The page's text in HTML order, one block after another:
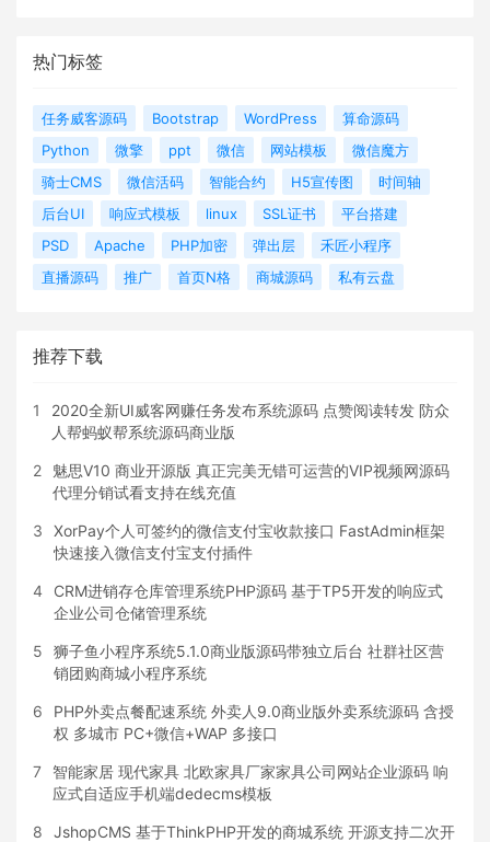
热门标签
任务威客源码 Bootstrap WordPress
算命源码
Python
微擎 ppt 微信 网站模板
微信魔方
骑士CMS
微信活码 智能合约 H5宣传图
时间轴
后台UI
响应式模板 linux SSL证书
平台搭建
PSD
Apache PHP加密 弹出层
禾匠小程序
直播源码
推广 首页N格 商城源码 私有云盘
推荐下载
1
2020全新UI威客网赚任务发布系统源码 点赞阅读转发 防众
人帮蚂蚁帮系统源码商业版
2
魅思V10 商业开源版 真正完美无错可运营的VIP视频网源码
代理分销试看支持在线充值
3
XorPay个人可签约的微信支付宝收款接口 FastAdmin框架
快速接入微信支付宝支付插件
4
CRM进销存仓库管理系统PHP源码 基于TP5开发的响应式
企业公司仓储管理系统
5
狮子鱼小程序系统5.1.0商业版源码带独立后台 社群社区营
销团购商城小程序系统
6
PHP外卖点餐配速系统 外卖人9.0商业版外卖系统源码 含授
权 多城市 PC+微信+WAP 多接口
7
智能家居 现代家具 北欧家具厂家家具公司网站企业源码 响
应式自适应手机端dedecms模板
8
JshopCMS 基于ThinkPHP开发的商城系统 开源支持二次开